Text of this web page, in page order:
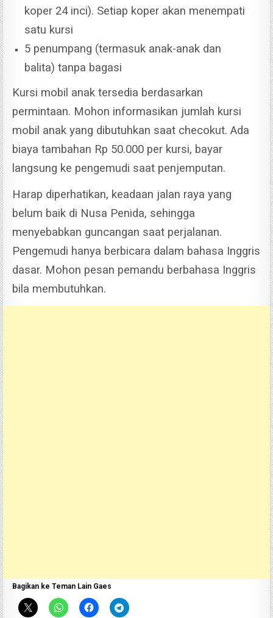
koper 24 inci). Setiap koper akan menempati
satu kursi
5 penumpang (termasuk anak-anak dan
balita) tanpa bagasi
Kursi mobil anak tersedia berdasarkan
permintaan. Mohon informasikan jumlah kursi
mobil anak yang dibutuhkan saat checokut.Ada
biaya tambahan Rp 50.000 per kursi, bayar
langsung ke pengemudi saat penjemputan.
Harap diperhatikan, keadaan jalan raya yang
belum baik di Nusa Penida, sehingga
menyebabkan guncangan saat perjalanan.
Pengemudi hanya berbicara dalam bahasa Inggris
dasar. Mohon pesan pemandu berbahasa Inggris
bila membutuhkan.
Bagikan ke Teman Lain Gaes